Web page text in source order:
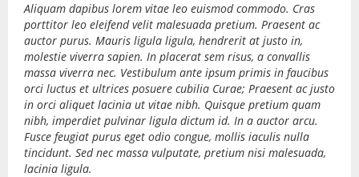
Aliquam dapibus lorem vitae leo euismod commodo. Cras
porttitor leo eleifend velit malesuada pretium. Praesent ac
auctor purus. Mauris ligula ligula, hendrerit at justo in,
molestie viverra sapien. In placerat sem risus, a convallis
massa viverra nec. Vestibulum ante ipsum primis in faucibus
orci luctus et ultrices posuere cubilia Curae; Praesent ac justo
in orci aliquet lacinia ut vitae nibh. Quisque pretium quam
nibh, imperdiet pulvinar ligula dictum id. In a auctor arcu.
Fusce feugiat purus eget odio congue, mollis iaculis nulla
tincidunt. Sed nec massa vulputate, pretium nisi malesuada,
lacinia ligula.